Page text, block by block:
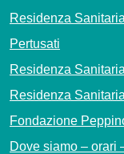
Residenza
Pertusati
Residenza
Residenza
Fondazione
Dove siamo – orari